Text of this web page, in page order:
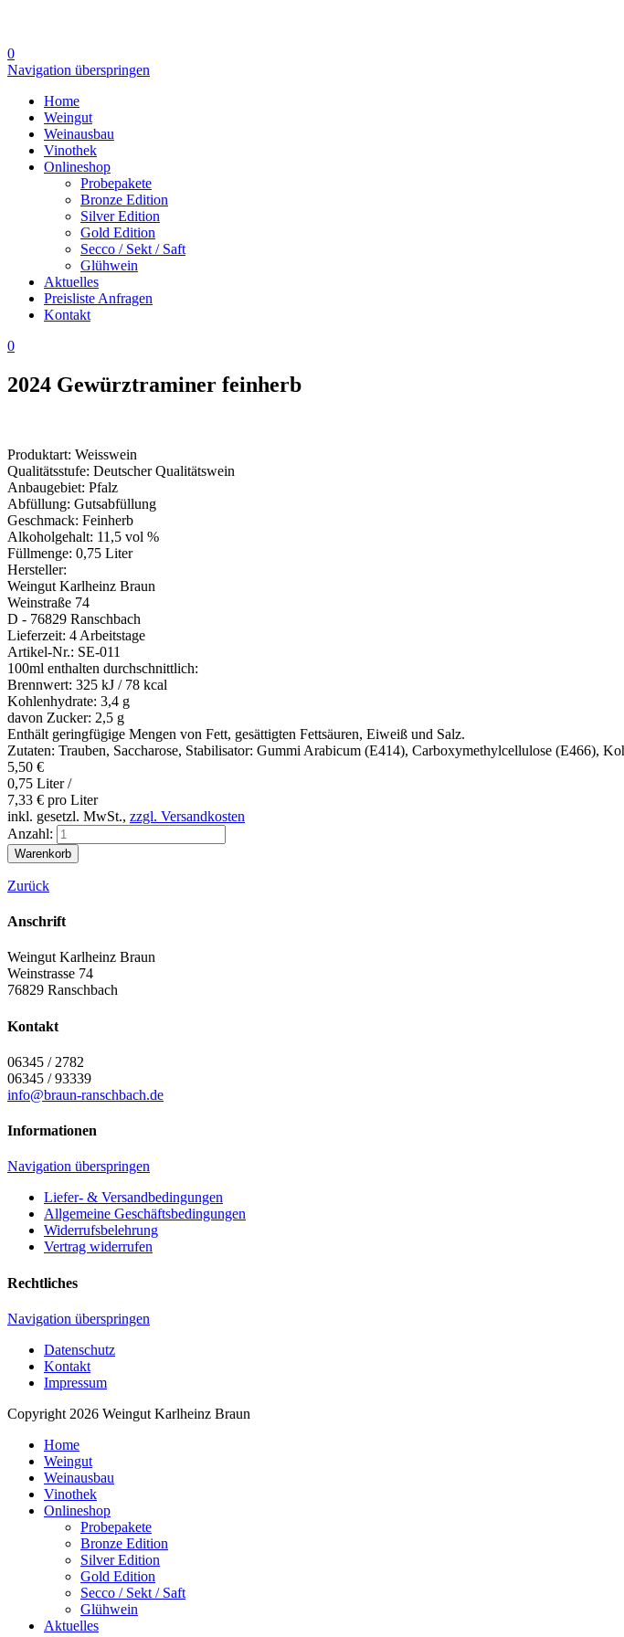
0
Navigation überspringen
Home
Weingut
Weinausbau
Vinothek
Onlineshop
Probepakete
Bronze Edition
Silver Edition
Gold Edition
Secco / Sekt / Saft
Glühwein
Aktuelles
Preisliste Anfragen
Kontakt
0
2024 Gewürztraminer feinherb
Produktart: Weisswein
Qualitätsstufe: Deutscher Qualitätswein
Anbaugebiet: Pfalz
Abfüllung: Gutsabfüllung
Geschmack: Feinherb
Alkoholgehalt: 11,5 vol %
Füllmenge: 0,75 Liter
Hersteller:
Weingut Karlheinz Braun
Weinstraße 74
D - 76829 Ranschbach
Lieferzeit: 4 Arbeitstage
Artikel-Nr.: SE-011
100ml enthalten durchschnittlich:
Brennwert: 325 kJ / 78 kcal
Kohlenhydrate: 3,4 g
davon Zucker: 2,5 g
Enthält geringfügige Mengen von Fett, gesättigten Fettsäuren, Eiweiß und Salz.
Zutaten: Trauben, Saccharose, Stabilisator: Gummi Arabicum (E414), Carboxymethylcellulose (E466),
5,50 €
0,75 Liter /
7,33 € pro Liter
inkl. gesetzl. MwSt., zzgl. Versandkosten
Anzahl:
Zurück
Anschrift
Weingut Karlheinz Braun
Weinstrasse 74
76829 Ranschbach
Kontakt
06345 / 2782
06345 / 93339
info@braun-ranschbach.de
Informationen
Navigation überspringen
Liefer- & Versandbedingungen
Allgemeine Geschäftsbedingungen
Widerrufsbelehrung
Vertrag widerrufen
Rechtliches
Navigation überspringen
Datenschutz
Kontakt
Impressum
Copyright 2026 Weingut Karlheinz Braun
Home
Weingut
Weinausbau
Vinothek
Onlineshop
Probepakete
Bronze Edition
Silver Edition
Gold Edition
Secco / Sekt / Saft
Glühwein
Aktuelles